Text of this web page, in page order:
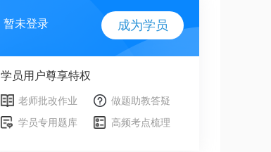
暂未登录 成为学员
学员用户尊享特权
老师批改作业
做题助教答疑
学员专用题库
高频考点梳理